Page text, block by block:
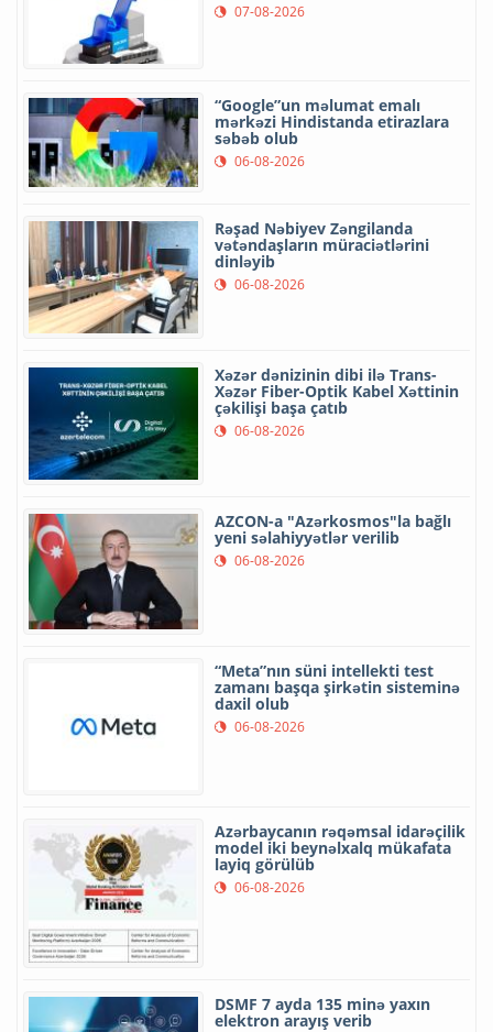
07-08-2026
“Google”un məlumat emalı
mərkəzi Hindistanda etirazlara
səbəb olub
06-08-2026
Rəşad Nəbiyev Zəngilanda
vətəndaşların müraciətlərini
dinləyib
06-08-2026
Xəzər dənizinin dibi ilə Trans-
Xəzər Fiber-Optik Kabel Xəttinin
çəkilişi başa çatıb
06-08-2026
AZCON-a "Azərkosmos"la bağlı
yeni səlahiyyətlər verilib
06-08-2026
“Meta”nın süni intellekti test
zamanı başqa şirkətin sisteminə
daxil olub
06-08-2026
Azərbaycanın rəqəmsal idarəçilik
model iki beynəlxalq mükafata
layiq görülüb
06-08-2026
DSMF 7 ayda 135 minə yaxın
elektron arayış verib